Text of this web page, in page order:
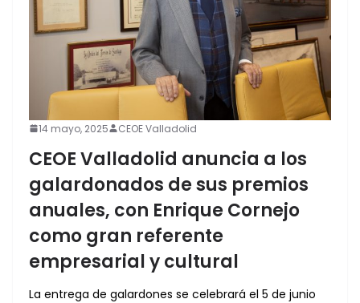
14 mayo, 2025 CEOE Valladolid
CEOE Valladolid anuncia a los
galardonados de sus premios
anuales, con Enrique Cornejo
como gran referente
empresarial y cultural
La entrega de galardones se celebrará el 5 de junio